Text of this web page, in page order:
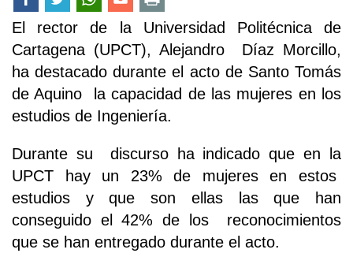
El rector de la Universidad Politécnica de
Cartagena (UPCT), Alejandro Díaz Morcillo,
ha destacado durante el acto de Santo Tomás
de Aquino la capacidad de las mujeres en los
estudios de Ingeniería.
Durante su discurso ha indicado que en la
UPCT hay un 23% de mujeres en estos
estudios y que son ellas las que han
conseguido el 42% de los reconocimientos
que se han entregado durante el acto.